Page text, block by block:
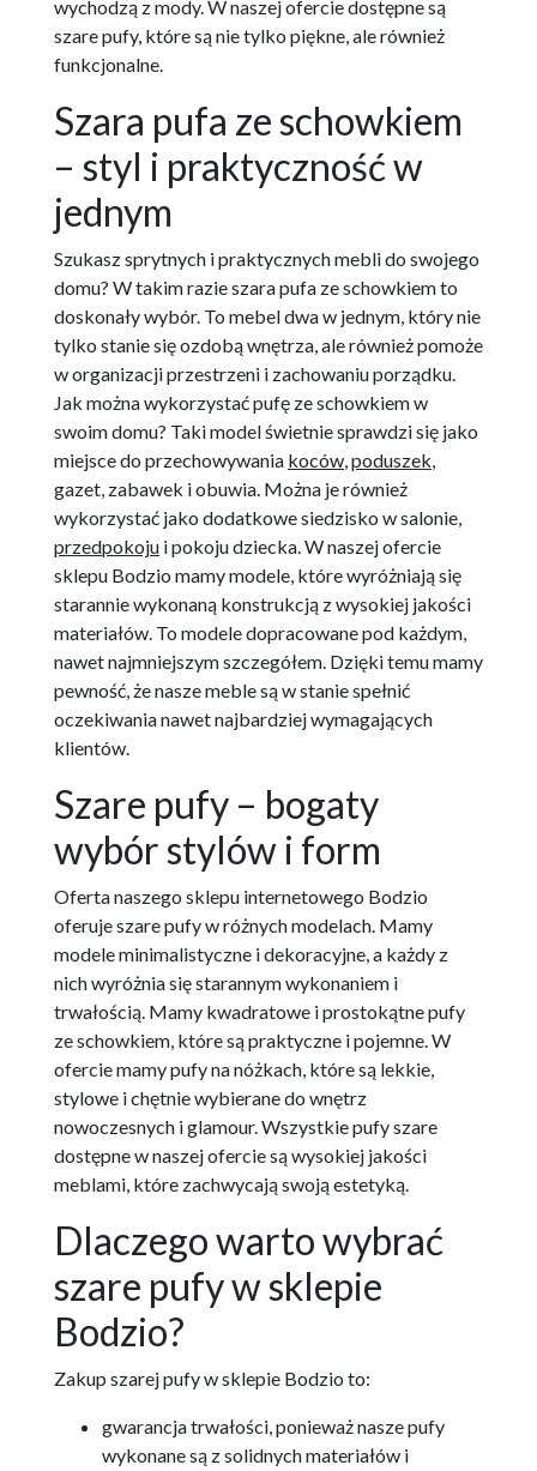
wychodzą z mody. W naszej ofercie dostępne są
szare pufy, które są nie tylko piękne, ale również
funkcjonalne.
Szara pufa ze schowkiem
– styl i praktyczność w
jednym
Szukasz sprytnych i praktycznych mebli do swojego
domu? W takim razie szara pufa ze schowkiem to
doskonały wybór. To mebel dwa w jednym, który nie
tylko stanie się ozdobą wnętrza, ale również pomoże
w organizacji przestrzeni i zachowaniu porządku.
Jak można wykorzystać pufę ze schowkiem w
swoim domu? Taki model świetnie sprawdzi się jako
miejsce do przechowywania koców,poduszek,
gazet, zabawek i obuwia. Można je również
wykorzystać jako dodatkowe siedzisko w salonie,
przedpokoju i pokoju dziecka. W naszej ofercie
sklepu Bodzio mamy modele, które wyróżniają się
starannie wykonaną konstrukcją z wysokiej jakości
materiałów. To modele dopracowane pod każdym,
nawet najmniejszym szczegółem. Dzięki temu mamy
pewność, że nasze meble są w stanie spełnić
oczekiwania nawet najbardziej wymagających
klientów.
Szare pufy – bogaty
wybór stylów i form
Oferta naszego sklepu internetowego Bodzio
oferuje szare pufy w różnych modelach. Mamy
modele minimalistyczne i dekoracyjne, a każdy z
nich wyróżnia się starannym wykonaniem i
trwałością. Mamy kwadratowe i prostokątne pufy
ze schowkiem, które są praktyczne i pojemne. W
ofercie mamy pufy na nóżkach, które są lekkie,
stylowe i chętnie wybierane do wnętrz
nowoczesnych i glamour. Wszystkie pufy szare
dostępne w naszej ofercie są wysokiej jakości
meblami, które zachwycają swoją estetyką.
Dlaczego warto wybrać
szare pufy w sklepie
Bodzio?
Zakup szarej pufy w sklepie Bodzio to:
gwarancja trwałości, ponieważ nasze pufy
wykonane są z solidnych materiałów i